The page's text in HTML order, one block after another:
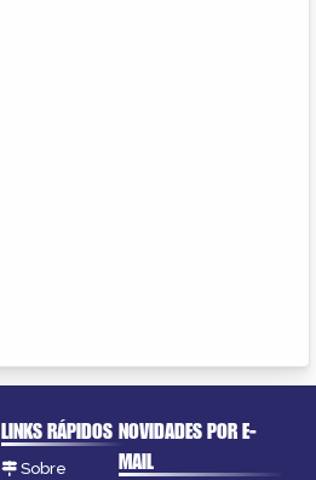
LINKS RÁPIDOS
Sobre
NOVIDADES POR E-
MAIL